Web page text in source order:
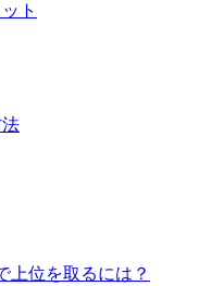
ト
上位を取るには？